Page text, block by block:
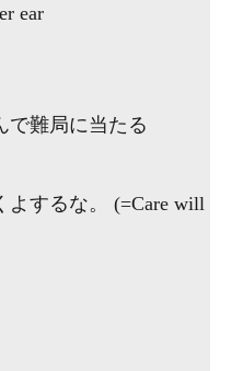
ear
で難局に当たる
するな。 (=Care will